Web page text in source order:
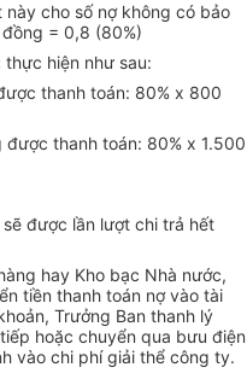
cho số nợ không có bảo
= 0,8 (80%)
hiện như sau:
thanh toán: 80% x 800
được thanh toán: 80% x 1.500
được lần lượt chi trả hết
hay Kho bạc Nhà nước,
tiền thanh toán nợ vào tài
Trưởng Ban thanh lý
hoặc chuyển qua bưu điện
vào chi phí giải thể công ty.